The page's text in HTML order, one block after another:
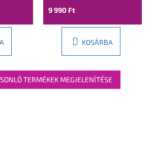
9 990 Ft
KOSÁRBA
TERMÉKEK MEGJELENÍTÉSE